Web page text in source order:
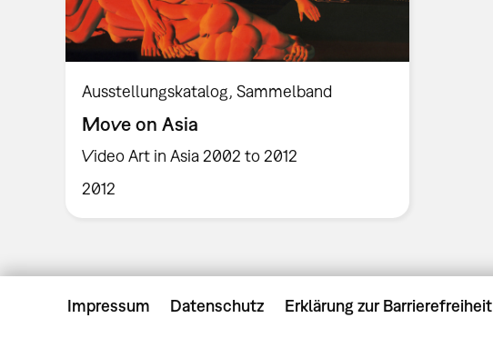
Ausstellungskatalog Sammelband
Move on Asia
Video Art in Asia 2002 to 2012
2012
Impressum Datenschutz Erklärung zur Barrierefreiheit